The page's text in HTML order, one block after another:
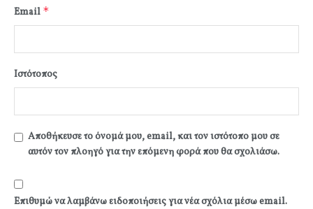
Email *
Ιστότοπος
Αποθήκευσε το όνομά μου, email, και τον ιστότοπο μου σε
αυτόν τον πλοηγό για την επόμενη φορά που θα σχολιάσω.
Επιθυμώ να λαμβάνω ειδοποιήσεις για νέα σχόλια μέσω email.